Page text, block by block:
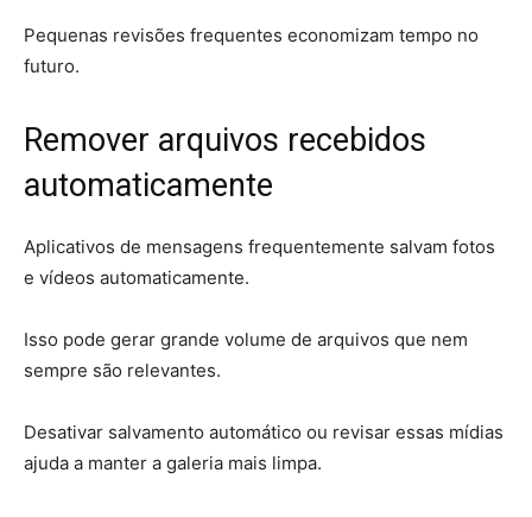
Pequenas revisões frequentes economizam tempo no
futuro.
Remover arquivos recebidos
automaticamente
Aplicativos de mensagens frequentemente salvam fotos
e vídeos automaticamente.
Isso pode gerar grande volume de arquivos que nem
sempre são relevantes.
Desativar salvamento automático ou revisar essas mídias
ajuda a manter a galeria mais limpa.